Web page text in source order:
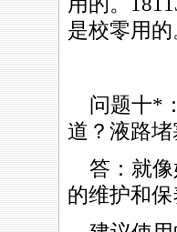
是校零用的
问题十*
道？液路
答：就像
的维护和